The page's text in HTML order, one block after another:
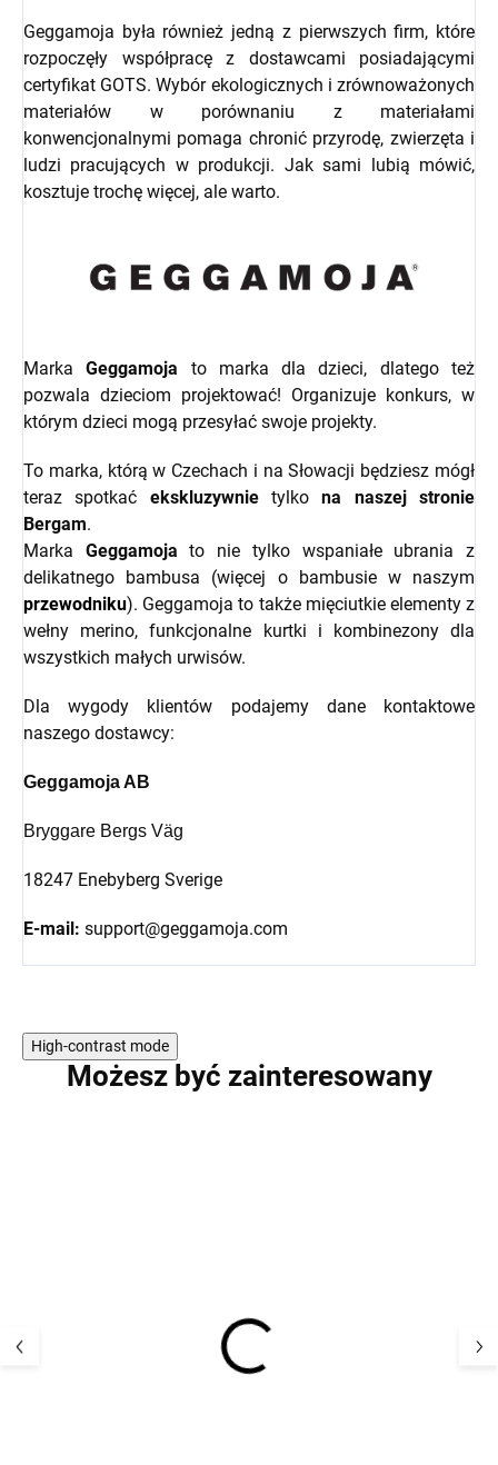
Geggamoja była również jedną z pierwszych firm, które
rozpoczęły współpracę z dostawcami posiadającymi
certyfikat GOTS. Wybór ekologicznych i zrównoważonych
materiałów w porównaniu z materiałami
konwencjonalnymi pomaga chronić przyrodę, zwierzęta i
ludzi pracujących w produkcji. Jak sami lubią mówić,
kosztuje trochę więcej, ale warto.
MarkaGeggamoja to marka dla dzieci, dlatego też
pozwala dzieciom projektować! Organizuje konkurs, w
którym dzieci mogą przesyłać swoje projekty.
To marka, którą w Czechach i na Słowacji będziesz mógł
teraz spotkać ekskluzywnietylkona naszej stronie
Bergam.
Marka Geggamoja to nie tylko wspaniałe ubrania z
delikatnego bambusa (więcej o bambusie w naszym
przewodniku). Geggamoja to także mięciutkie elementy z
wełny merino, funkcjonalne kurtki i kombinezony dla
wszystkich małych urwisów.
Dla wygody klientów podajemy dane kontaktowe
naszego dostawcy:
Geggamoja AB
Bryggare Bergs Väg
18247 Enebyberg Sverige
E-mail: support@geggamoja.com
High-contrast mode
Możesz być zainteresowany